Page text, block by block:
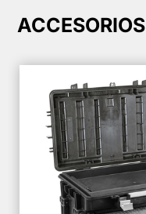
ACCESORIOS